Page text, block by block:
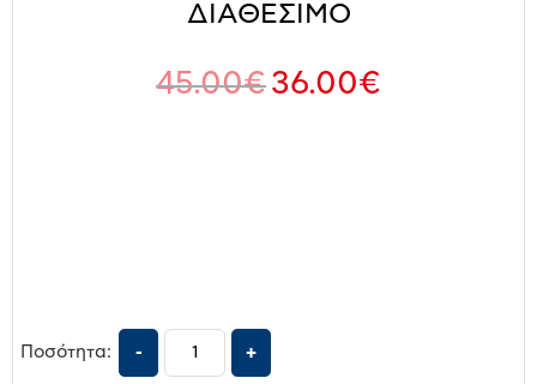
ΔΙΑΘΕΣΙΜΟ
45.00€36.00€
Ποσότητα: